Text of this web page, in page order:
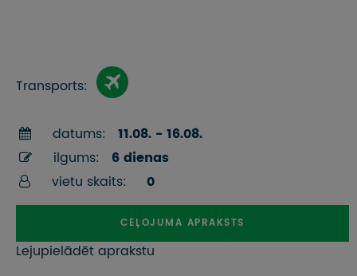
Transports:
datums:
11.08. - 16.08.
ilgums:
6 dienas
vietu skaits:
0
CEĻOJUMA APRAKSTS
Lejupielādēt aprakstu